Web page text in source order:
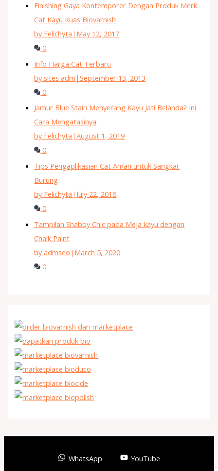
Finishing Gaya Kontemporer Dengan Produk Merk
Cat Kayu Kuas Biovarnish
by Felichyta | May 12, 2017
0
Info Harga Cat Terbaru
by sites adm |September 13, 2013
0
Jamur Blue Stain Menyerang Kayu Jati Belanda? Ini
Cara Mengatasinya
by Felichyta |August 1, 2019
0
Tips Pengaplikasian Cat Aman untuk Sangkar
Burung
by Felichyta | July 22, 2016
0
Tampilan Shabby Chic pada Meja kayu dengan
Chalk Paint
by admseo | March 5, 2020
0
WhatsApp YouTube